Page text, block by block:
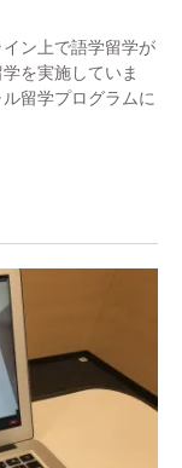
ン上で語学留学が
を実施していま
留学プログラムに